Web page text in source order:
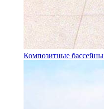
Композитные бассейны